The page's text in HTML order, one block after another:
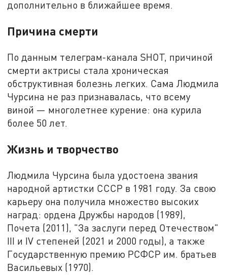
дополнительно в ближайшее время.
Причина смерти
По данным телеграм-канала SHOT, причиной
смерти актрисы стала хроническая
обструктивная болезнь легких. Сама Людмила
Чурсина не раз признавалась, что всему
виной — многолетнее курение: она курила
более 50 лет.
Жизнь и творчество
Людмила Чурсина была удостоена звания
народной артистки СССР в 1981 году. За свою
карьеру она получила множество высоких
наград: ордена Дружбы народов (1989),
Почета (2011), "За заслуги перед Отечеством"
III и IV степеней (2021 и 2000 годы), а также
Государственную премию РСФСР им. братьев
Васильевых (1970).